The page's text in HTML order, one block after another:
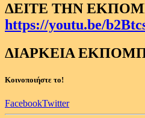
ΔΕΙΤΕ ΤΗΝ
https://youtu.be/
ΔΙΑΡΚΕΙΑ
Κοινοποιήστε το!
FacebookTwitter